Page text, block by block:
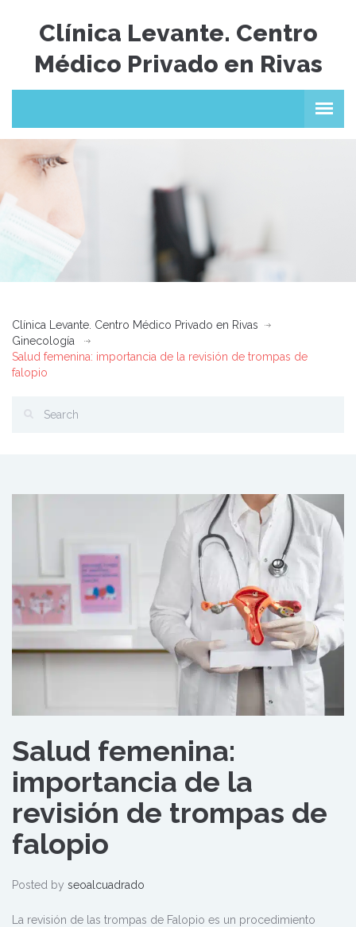
Clínica Levante. Centro
Médico Privado en Rivas
Clínica Levante. Centro Médico Privado en Rivas
Ginecología
Salud femenina: importancia de la revisión de trompas de
falopio
Salud femenina:
importancia de la
revisión de trompas de
falopio
Posted by seoalcuadrado
La revisión de las trompas de Falopio es un procedimiento